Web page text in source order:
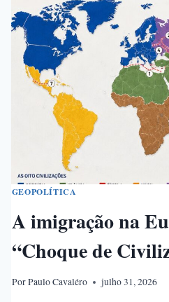
ESTADOS
UNIDOS
DA
AMÉRICA
GEOPOLÍTICA
A imigração na
“Choque de
PorPaulo Cavaléro julho 31, 2026